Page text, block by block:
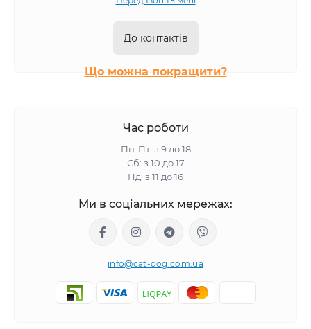
До контактів
Що можна покращити?
Час роботи
Пн-Пт: з 9 до 18
Сб: з 10 до 17
Нд: з 11 до 16
Ми в соціальних мережах:
info@cat-dog.com.ua